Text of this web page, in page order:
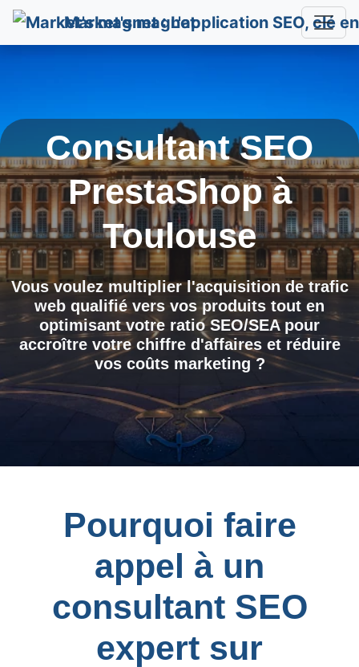
Market's magnet
Consultant SEO
PrestaShop à
Toulouse
Vous voulez multiplier l'acquisition de trafic
web qualifié vers vos produits tout en
optimisant votre ratio SEO/SEA pour
accroître votre chiffre d'affaires et réduire
vos coûts marketing ?
Pourquoi faire
appel à un
consultant SEO
expert sur